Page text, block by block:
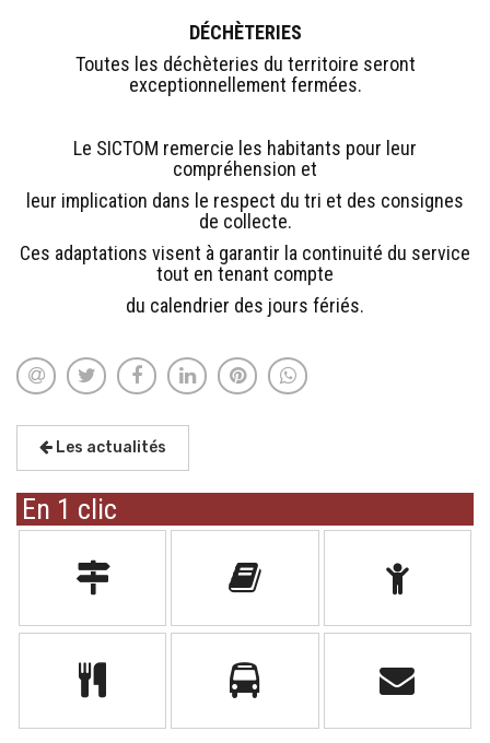
DÉCHÈTERIES
Toutes les déchèteries du territoire seront
exceptionnellement fermées.
Le SICTOM remercie les habitants pour leur
compréhension et
leur implication dans le respect du tri et des consignes
de collecte.
Ces adaptations visent à garantir la continuité du service
tout en tenant compte
du calendrier des jours fériés.
Les actualités
En 1 clic